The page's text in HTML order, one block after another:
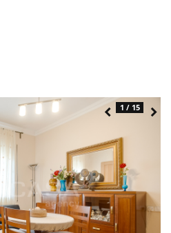
1 / 15